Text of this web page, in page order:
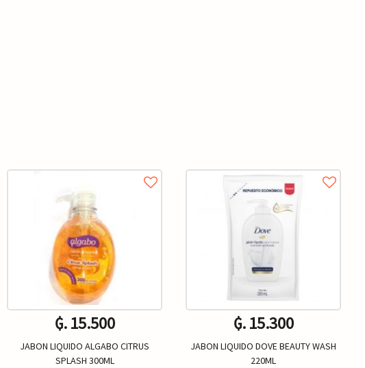
₲. 15.500
JABON LIQUIDO ALGABO CITRUS
SPLASH 300ML
₲. 15.300
JABON LIQUIDO DOVE BEAUTY WASH
220ML